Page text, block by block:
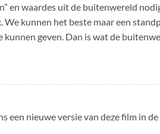
en waardes uit de buitenwereld
kunnen het beste maar een
geven. Dan is wat de
een nieuwe versie van deze film in